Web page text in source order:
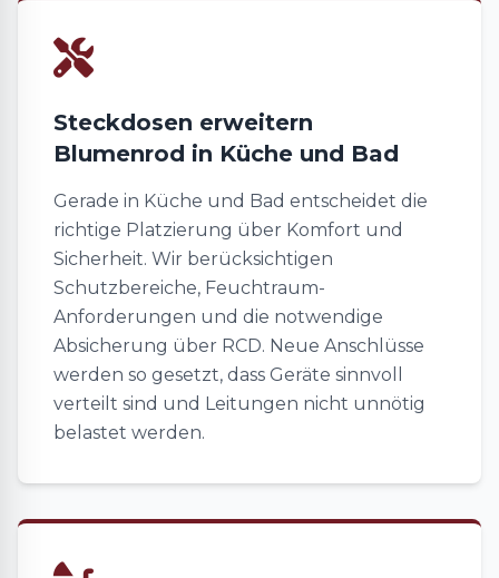
Steckdosen erweitern
Blumenrod in Küche und Bad
Gerade in Küche und Bad entscheidet die
richtige Platzierung über Komfort und
Sicherheit. Wir berücksichtigen
Schutzbereiche, Feuchtraum-
Anforderungen und die notwendige
Absicherung über RCD. Neue Anschlüsse
werden so gesetzt, dass Geräte sinnvoll
verteilt sind und Leitungen nicht unnötig
belastet werden.